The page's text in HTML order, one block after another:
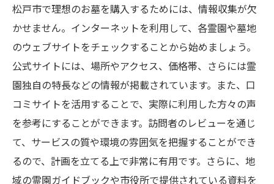
松戸市で理想のお墓を購入するためには、情報収集が欠
かせません。インターネットを利用して、各霊園や墓地
のウェブサイトをチェックすることから始めましょう。
公式サイトには、場所やアクセス、価格帯、さらには霊
園独自の特長などの情報が掲載されています。また、口
コミサイトを活用することで、実際に利用した方々の声
を参考にすることができます。訪問者のレビューを通じ
て、サービスの質や環境の雰囲気を把握することができ
るので、計画を立てる上で非常に有用です。さらに、地
域の霊園ガイドブックや市役所で提供されている資料を